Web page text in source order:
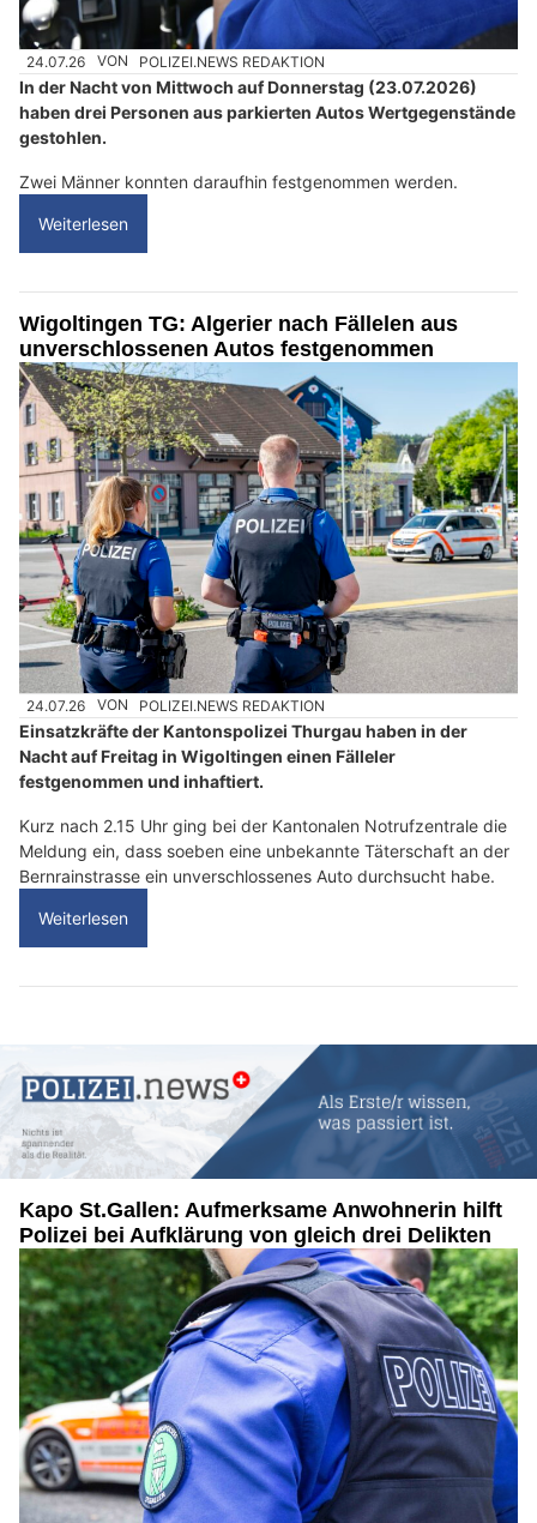
24.07.26 VON POLIZEI.NEWS REDAKTION
In der Nacht von Mittwoch auf Donnerstag (23.07.2026)
haben drei Personen aus parkierten Autos Wertgegenstände
gestohlen.
Zwei Männer konnten daraufhin festgenommen werden.
Weiterlesen
Wigoltingen TG: Algerier nach Fällelen aus
unverschlossenen Autos festgenommen
24.07.26 VON POLIZEI.NEWS REDAKTION
Einsatzkräfte der Kantonspolizei Thurgau haben in der
Nacht auf Freitag in Wigoltingen einen Fälleler
festgenommen und inhaftiert.
Kurz nach 2.15 Uhr ging bei der Kantonalen Notrufzentrale die
Meldung ein, dass soeben eine unbekannte Täterschaft an der
Bernrainstrasse ein unverschlossenes Auto durchsucht habe.
Weiterlesen
Kapo St.Gallen: Aufmerksame Anwohnerin hilft
Polizei bei Aufklärung von gleich drei Delikten